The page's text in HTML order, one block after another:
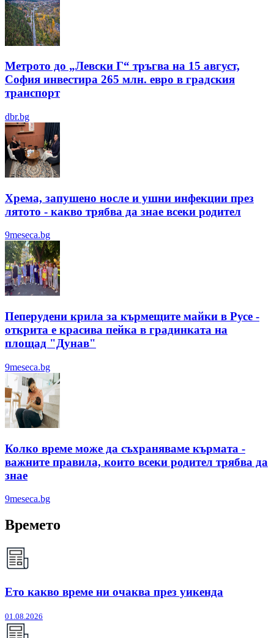
Метрото до „Левски Г“ тръгва на 15 август,
София инвестира 265 млн. евро в градския
транспорт
dbr.bg
Хрема, запушено носле и ушни инфекции през
лятотo - какво трябва да знае всеки родител
9meseca.bg
Пеперудени крила за кърмещите майки в Русе -
открита е красива пейка в градинката на
площад "Дунав"
9meseca.bg
Колко време може да съхраняваме кърмата -
важните правила, които всеки родител трябва да
знае
9meseca.bg
Времето
Ето какво време ни очаква през уикенда
01.08.2026